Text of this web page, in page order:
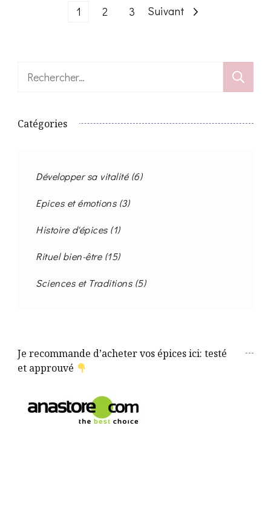
Pagination
publications
Page
1 Page
2 Page
3 Suivant
Rechercher :
Catégories
Développer sa vitalité(6)
Epices et émotions(3)
Histoire d'épices(1)
Rituel bien-être(15)
Sciences et Traditions(5)
Je recommande d’acheter vos épices ici: testé
et approuvé